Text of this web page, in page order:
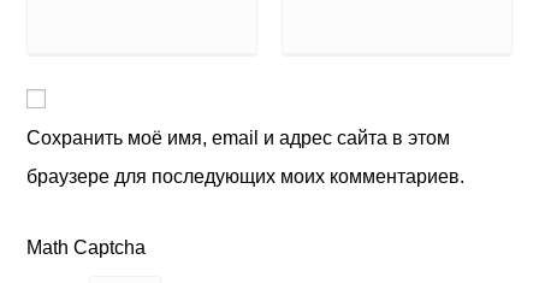
Сохранить моё имя, email и адрес сайта в этом
браузере для последующих моих комментариев.
Math Captcha